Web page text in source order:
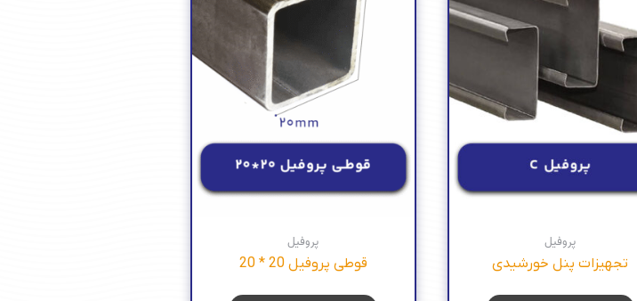
پروفیل
تجهیزات پنل خورشیدی
پروفیل
قوطی پروفیل 20 * 20